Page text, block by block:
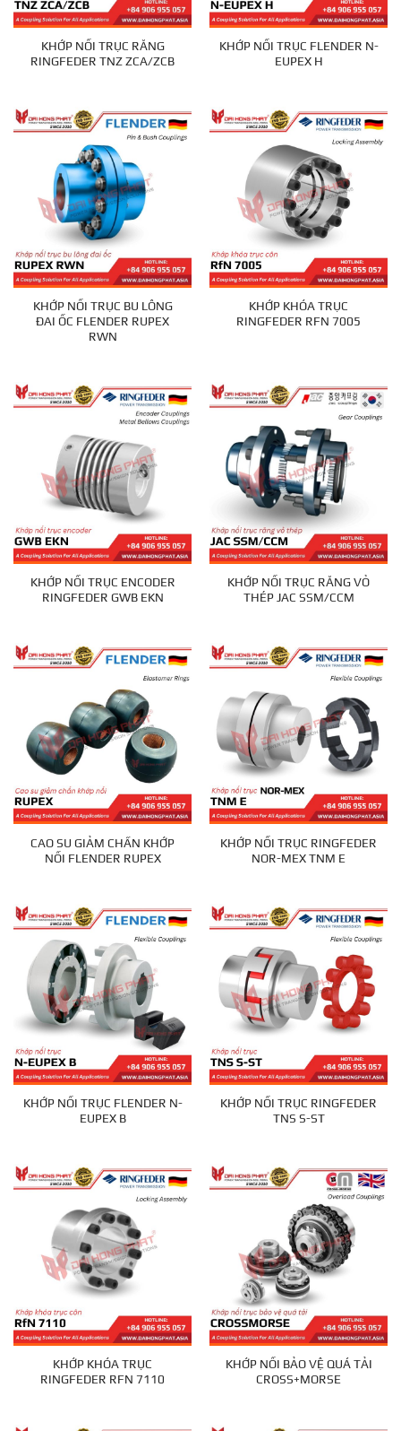
KHỚP NỐI TRỤC RĂNG
RINGFEDER TNZ ZCA/ZCB
KHỚP NỐI TRỤC FLENDER N-
EUPEX H
KHỚP NỐI TRỤC BU LÔNG
ĐAI ỐC FLENDER RUPEX
RWN
KHỚP KHÓA TRỤC
RINGFEDER RFN 7005
KHỚP NỐI TRỤC ENCODER
RINGFEDER GWB EKN
KHỚP NỐI TRỤC RĂNG VỎ
THÉP JAC SSM/CCM
CAO SU GIẢM CHẤN KHỚP
NỐI FLENDER RUPEX
KHỚP NỐI TRỤC RINGFEDER
NOR-MEX TNM E
KHỚP NỐI TRỤC FLENDER N-
EUPEX B
KHỚP NỐI TRỤC RINGFEDER
TNS S-ST
KHỚP KHÓA TRỤC
RINGFEDER RFN 7110
KHỚP NỐI BẢO VỆ QUÁ TẢI
CROSS+MORSE